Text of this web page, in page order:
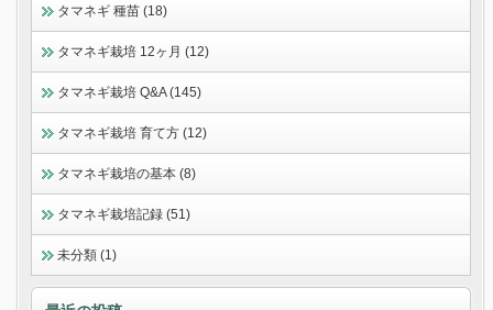
タマネギ 種苗 (18)
タマネギ栽培 12ヶ月 (12)
タマネギ栽培 Q&A (145)
タマネギ栽培 育て方 (12)
タマネギ栽培の基本 (8)
タマネギ栽培記録 (51)
未分類 (1)